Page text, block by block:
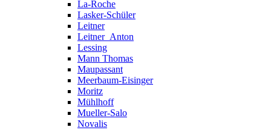
La-Roche
Lasker-Schüler
Leitner
Leitner_Anton
Lessing
Mann Thomas
Maupassant
Meerbaum-Eisinger
Moritz
Mühlhoff
Mueller-Salo
Novalis